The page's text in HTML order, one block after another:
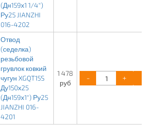
(Дн159х1 1/4")
Ру25 JIANZHI
016-4202
Отвод
(седелка)
резьбовой
грувлок ковкий
чугун XGQT15S
Ду150х25
(Дн159х1") Ру25
JIANZHI 016-
4201
1 478
руб
- +